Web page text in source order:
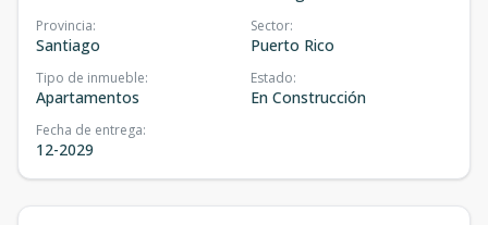
Provincia:
Santiago
Sector:
Puerto Rico
Tipo de inmueble:
Apartamentos
Estado:
En Construcción
Fecha de entrega:
12-2029